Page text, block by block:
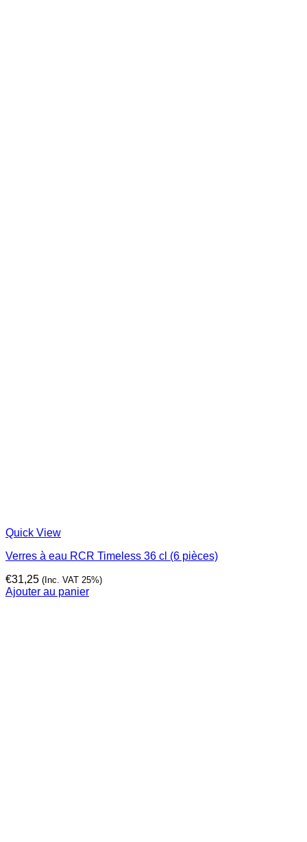
Quick View
Verres à eau RCR Timeless 36 cl (6 pièces)
€31,25 (Inc. VAT 25%)
Ajouter au panier